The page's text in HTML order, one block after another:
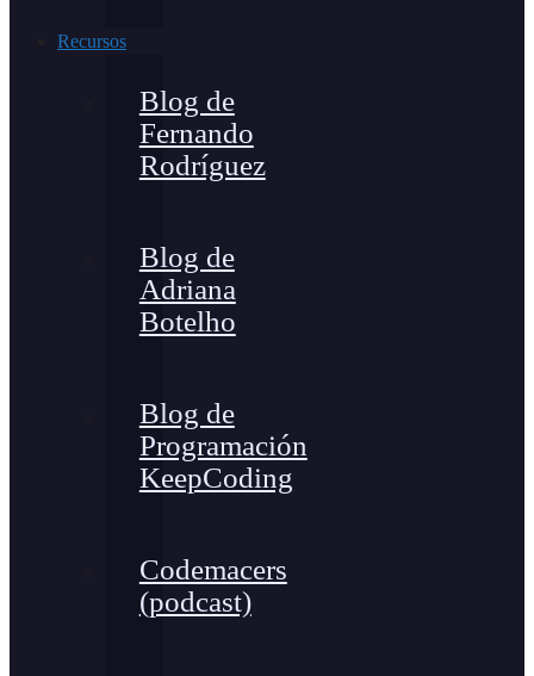
Recursos
Blog de
Fernando
Rodríguez
Blog de
Adriana
Botelho
Blog de
Programación
KeepCoding
Codemacers
(podcast)